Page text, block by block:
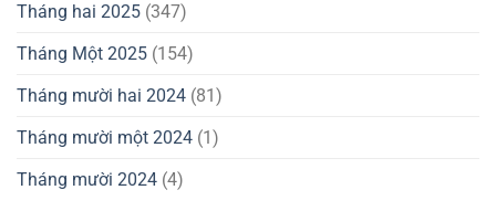
Tháng hai 2025 (347)
Tháng Một 2025 (154)
Tháng mười hai 2024 (81)
Tháng mười một 2024 (1)
Tháng mười 2024 (4)